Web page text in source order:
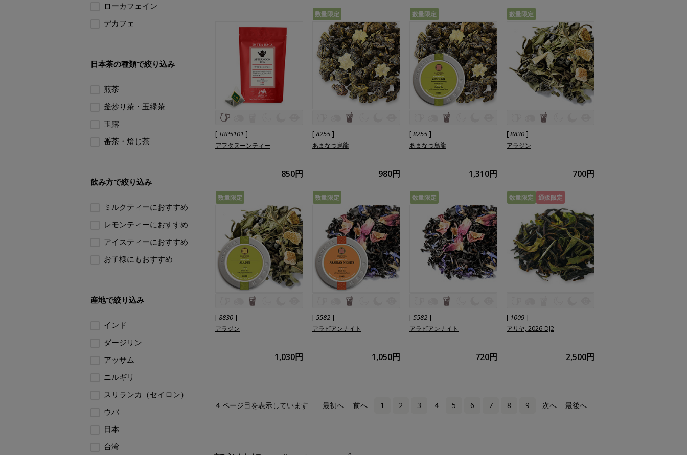
[ TBP5101 ]
アフタヌーンティー
850円
数量限定
[8255 ]
あまなつ烏龍
980円
数量限定
[8255 ]
あまなつ烏龍
1,310円
数量限定
[8830 ]
アラジン
700円
数量限定
[8830 ]
アラジン
1,030円
数量限定
[5582 ]
アラビアンナイト
1,050円
数量限定
[5582 ]
アラビアンナイト
720円
数量限定 通販限定
[ 1009 ]
アリヤ, 2026-DJ2
2,500円
4 ページ目を表示しています 最初へ 前へ 1 2 3 4 5 6 7 8 9 次へ 最後へ
ローカフェイン
デカフェ
日本茶の種類で絞り込み
煎茶
釜炒り茶・玉緑茶
玉露
番茶・焙じ茶
飲み方で絞り込み
ミルクティーにおすすめ
レモンティーにおすすめ
アイスティーにおすすめ
お子様にもおすすめ
産地で絞り込み
インド
ダージリン
アッサム
ニルギリ
スリランカ（セイロン）
ウバ
日本
台湾